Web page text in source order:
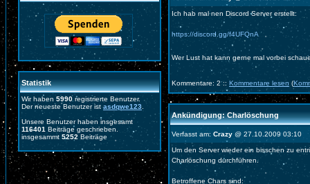
Statistik
Wir haben 5990 registrierte Benutzer.
Der neueste Benutzer istasdqwe123
Unsere Benutzer haben insgesamt
116401 Beiträge geschrieben.
insgesammt 5252 Beiträge
Ich hab mal nen Discord Server erstellt:
https://discord.gg/f4UFQnA
Wer Lust hat kann gerne mal vorbei
Kommentare: 2 :: Kommentare lesen (
Ankündigung: Charlöschung
Verfasst am: Crazy @ 27.10.2009 03:10
Um den Server wieder ein bisschen zu
Charlöschung durchführen.
Betroffene Chars sind: